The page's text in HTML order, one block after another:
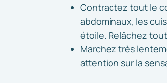
Contractez tout le
abdominaux, les
étoile. Relâchez
Marchez très
attention sur la